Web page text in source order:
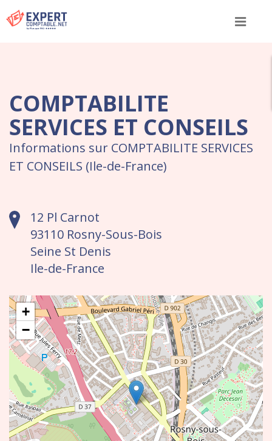
Menu
COMPTABILITE
SERVICES ET CONSEILS
Informations sur COMPTABILITE SERVICES
ET CONSEILS (Ile-de-France)
12 Pl Carnot
93110 Rosny-Sous-Bois
Seine St Denis
Ile-de-France
+
−